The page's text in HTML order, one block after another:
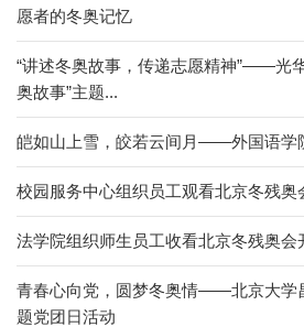
愿者的冬奥记忆
“讲述冬奥故事，传递志愿精神”——光
奥故事”主题...
皑如山上雪，皎若云间月——外国语学
校园服务中心组织员工观看北京冬残奥
法学院组织师生员工收看北京冬残奥会
青春心向党，圆梦冬奥情——北京大学
题党团日活动